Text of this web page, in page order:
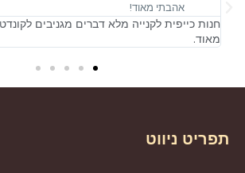
אהבתי מאוד!
חנות כייפית לקנייה מלא דברים מגניבים
מאוד.
תפריט ניווט